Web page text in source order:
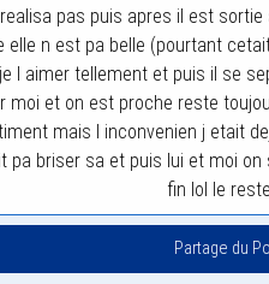
pas puis apres il est
elle n est pa belle (pourtant
l aimer tellement et puis il se
moi et on est proche reste
mais l inconvenien j etait
pa briser sa et puis lui et moi
fin lol le
Partage du